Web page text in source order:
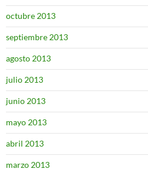
octubre 2013
septiembre 2013
agosto 2013
julio 2013
junio 2013
mayo 2013
abril 2013
marzo 2013